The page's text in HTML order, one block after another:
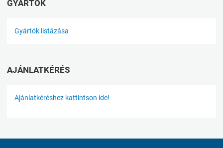
GYÁRTÓK
Gyártók listázása
AJÁNLATKÉRÉS
Ajánlatkéréshez kattintson ide!